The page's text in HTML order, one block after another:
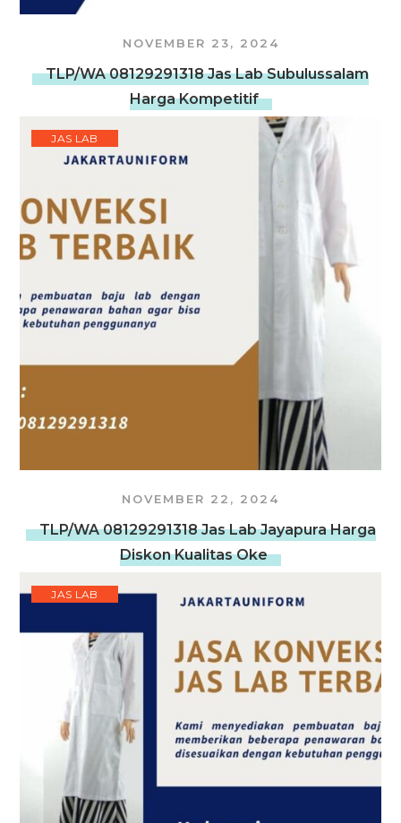
NOVEMBER 23, 2024
TLP/WA 08129291318 Jas Lab Subulussalam
Harga Kompetitif
JAS LAB
NOVEMBER 22, 2024
TLP/WA 08129291318 Jas Lab Jayapura Harga
Diskon Kualitas Oke
JAS LAB